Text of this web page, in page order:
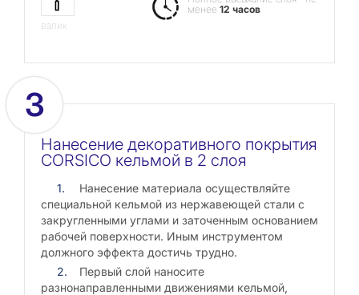
валик
менее12 часов
3
Нанесение декоративного покрытия
CORSICO кельмой в 2 слоя
Нанесение материала осуществляйте
специальной кельмой из нержавеющей стали с
закругленными углами и заточенным основанием
рабочей поверхности. Иным инструментом
должного эффекта достичь трудно.
Первый слой наносите
разнонаправленными движениями кельмой,